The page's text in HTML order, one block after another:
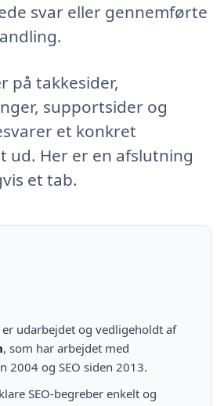
svar eller gennemførte
på takkesider,
supportsider og
et konkret
ud. Her er en afslutning
et tab.
er udarbejdet og vedligeholdt af
, som har arbejdet med
2004 og SEO siden 2013.
SEO-begreber enkelt og